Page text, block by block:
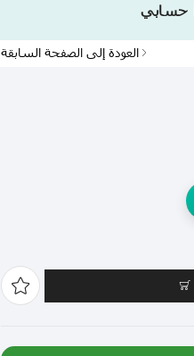
حسابي
العودة إلى الصفحة السابقة